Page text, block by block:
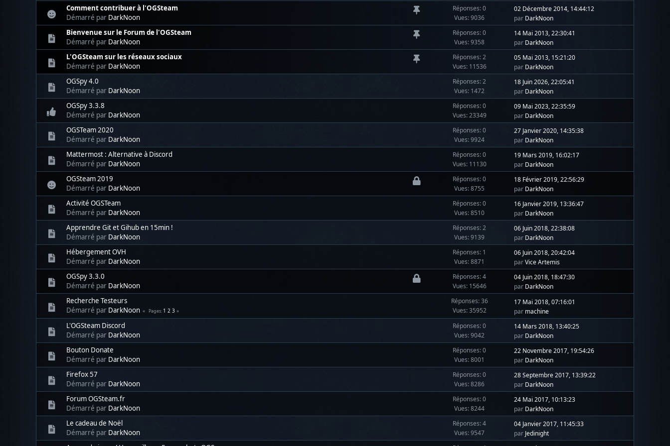
Comment contribuer à l'OGSteam
Démarré par DarkNoon
Réponses: 0
Vues: 9036
02 Décembre 2014, 14:44:12
par DarkNoon
Bienvenue sur le Forum de l'OGSteam
Démarré par DarkNoon
Réponses: 0
Vues: 9358
14 Mai 2013, 22:30:41
par DarkNoon
L'OGSteam sur les réseaux sociaux
Démarré par DarkNoon
Réponses: 2
Vues: 11536
05 Mai 2013, 15:21:20
par DarkNoon
OGSpy 4.0
Démarré par DarkNoon
Réponses: 2
Vues: 1472
18 Juin 2026, 22:05:41
par DarkNoon
OGSpy 3.3.8
Démarré par DarkNoon
Réponses: 0
Vues: 23349
09 Mai 2023, 22:35:59
par DarkNoon
OGSTeam 2020
Démarré par DarkNoon
Réponses: 0
Vues: 9924
27 Janvier 2020, 14:35:38
par DarkNoon
Mattermost : Alternative à Discord
Démarré par DarkNoon
Réponses: 0
Vues: 11130
19 Mars 2019, 16:02:17
par DarkNoon
OGSteam 2019
Démarré par DarkNoon
Réponses: 0
Vues: 8755
18 Février 2019, 22:56:29
par DarkNoon
Activité OGSTeam
Démarré par DarkNoon
Réponses: 0
Vues: 8510
16 Janvier 2019, 13:36:47
par DarkNoon
Apprendre Git et Gihub en 15min !
Démarré par DarkNoon
Réponses: 2
Vues: 9139
06 Juin 2018, 22:38:08
par DarkNoon
Hébergement OVH
Démarré par DarkNoon
Réponses: 1
Vues: 8871
06 Juin 2018, 20:42:04
parVice Artemis
OGSpy 3.3.0
Démarré par DarkNoon
Réponses: 4
Vues: 15646
04 Juin 2018, 18:47:30
par DarkNoon
Recherche Testeurs
Démarré par DarkNoon Pages 1 2 3
Réponses: 36
Vues: 35952
17 Mai 2018, 07:16:01
par machine
L'OGSteam Discord
Démarré par DarkNoon
Réponses: 0
Vues: 9042
14 Mars 2018, 13:40:25
par DarkNoon
Bouton Donate
Démarré par DarkNoon
Réponses: 0
Vues: 8001
22 Novembre 2017, 19:54:26
par DarkNoon
Firefox 57
Démarré par DarkNoon
Réponses: 0
Vues: 8286
28 Septembre 2017, 13:39:22
par DarkNoon
Forum OGSteam.fr
Démarré par DarkNoon
Réponses: 0
Vues: 8244
24 Mai 2017, 10:13:23
par DarkNoon
Le cadeau de Noël
Démarré par DarkNoon
Réponses: 4
Vues: 9547
04 Janvier 2017, 11:45:33
par Jedinight